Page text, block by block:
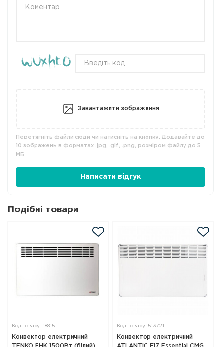
Завантажити зображення
Перетягніть файли сюди чи натисніть на кнопку. Додавайте до
10 зображень в форматах .jpg, .gif, .png, розміром файлу до 5
МБ
Написати відгук
Подібні товари
Код товару: 18815
Конвектор електричний
TENKO EHK 1500Вт (білий)
Код товару: 513721
Конвектор електричний
ATLANTIC F17 Essential CMG